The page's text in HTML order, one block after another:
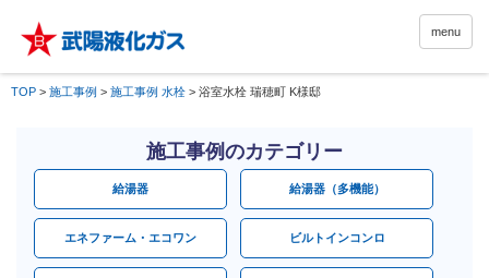
menu
TOP > 施工事例 > 施工事例 水栓 > 浴室水栓 瑞穂町 K様邸
施工事例のカテゴリー
給湯器 給湯器（多機能）
エネファーム・エコワン ビルトインコンロ